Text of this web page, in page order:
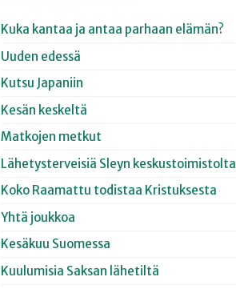
Kuka kantaa ja antaa parhaan elämän?
Uuden edessä
Kutsu Japaniin
Kesän keskeltä
Matkojen metkut
Lähetysterveisiä Sleyn keskustoimistolta
Koko Raamattu todistaa Kristuksesta
Yhtä joukkoa
Kesäkuu Suomessa
Kuulumisia Saksan lähetiltä